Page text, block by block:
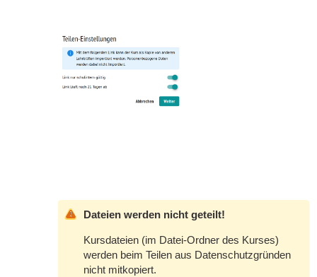
Dateien werden nicht geteilt!
Kursdateien (im Datei-Ordner des Kurses)
werden beim Teilen aus Datenschutzgründen
nicht mitkopiert.